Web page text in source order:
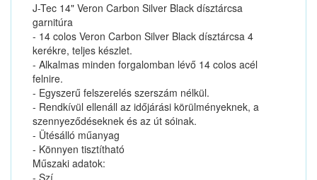
J-Tec 14" Veron Carbon Silver Black dísztárcsa
garnitúra
- 14 colos Veron Carbon Silver Black dísztárcsa 4
kerékre, teljes készlet.
- Alkalmas minden forgalomban lévő 14 colos acél
felnire.
- Egyszerű felszerelés szerszám nélkül.
- Rendkívül ellenáll az időjárási körülményeknek, a
szennyeződéseknek és az út sóinak.
- Ütésálló műanyag
- Könnyen tisztítható
Műszaki adatok:
- Szí...